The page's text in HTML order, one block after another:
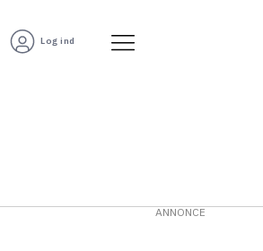
Log ind
ANNONCE